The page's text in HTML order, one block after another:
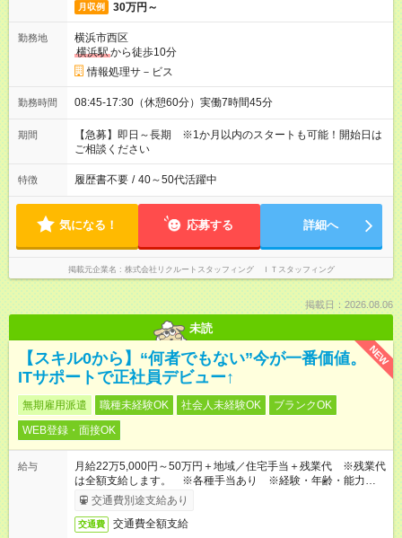
月収例 30万円～
勤務地
横浜市西区
横浜駅から徒歩10分
情報処理サ－ビス
勤務時間 08:45-17:30（休憩60分）実働7時間45分
期間
【急募】即日～長期 ※1か月以内のスタートも可能！開始日は
ご相談ください
特徴 履歴書不要 / 40～50代活躍中
気になる！ 応募する 詳細へ
掲載元企業名 株式会社リクルートスタッフィング ＩＴスタッフィング
掲載日：2026.08.06
未読
NEW
【スキル0から】“何者でもない”今が一番価値。
ITサポートで正社員デビュー↑
無期雇用派遣 職種未経験OK 社会人未経験OK
ブランクOK
WEB登録・面接OK
給与
月給22万5,000円～50万円＋地域／住宅手当＋残業代 ※残業代
は全額支給します。 ※各種手当あり ※経験・年齢・能力等を
考慮して加給・優遇します。
交通費別途支給あり
交通費 交通費全額支給